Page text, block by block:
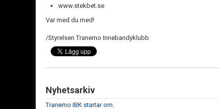
www.stekbet.se
Var med du med!
/Styrelsen Tranemo Innebandyklubb
Nyhetsarkiv
Tranemo IBK startar om.